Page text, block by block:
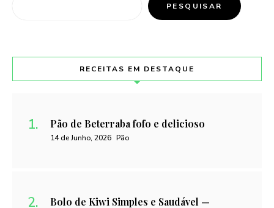
PESQUISAR
RECEITAS EM DESTAQUE
Pão de Beterraba fofo e delicioso
14 de Junho, 2026 Pão
Bolo de Kiwi Simples e Saudável —